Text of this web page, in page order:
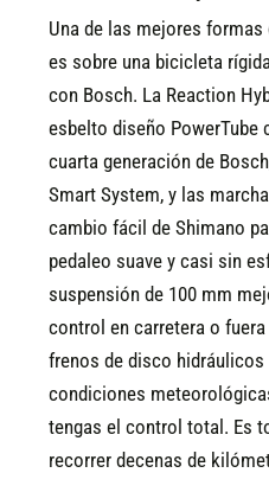
Una de las mejores
es sobre una bicicleta
con Bosch. La Reaction
esbelto diseño PowerTube
cuarta generación de
Smart System, y las
cambio fácil de Shimano
pedaleo suave y casi sin
suspensión de 100 mm
control en carretera o
frenos de disco
condiciones
tengas el control total. Es
recorrer decenas de